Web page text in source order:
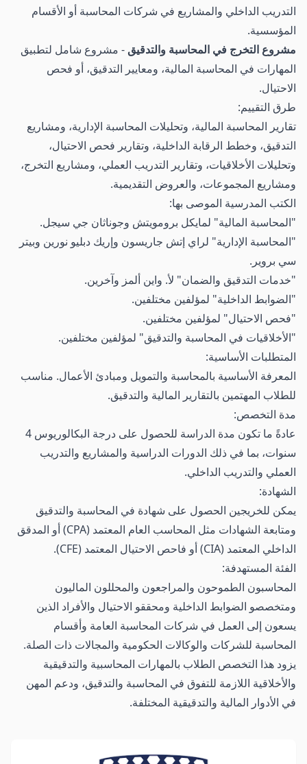
التدريب الداخلي والمشاريع في شركات المحاسبة أو الأقسام
المؤسسية.
مشروع التخرج في المحاسبة والتدقيق - مشروع شامل لتطبيق
المهارات في المحاسبة المالية، ومعايير التدقيق، أو فحص
الاحتيال.
طرق التقييم:
تقارير المحاسبة المالية، وتحليلات المحاسبة الإدارية، ومشاريع
التدقيق، وخطط الرقابة الداخلية، وتقارير فحص الاحتيال،
وتحليلات الأخلاقيات، وتقارير التدريب العملي، ومشاريع التخرج،
ومشاريع المجموعات، والعروض التقديمية.
الكتب المدرسية الموصى بها:
"المحاسبة المالية" لمايكل برومويتش وجوناثان جي سيجل.
"المحاسبة الإدارية" لراي إتش جاريسون وإريك دبليو نورين وبيتر
سي بروير.
"خدمات التدقيق والضمان" لأ. واين ألمز وآخرين.
"الضوابط الداخلية" لمؤلفين مختلفين.
"فحص الاحتيال" لمؤلفين مختلفين.
"الأخلاقيات في المحاسبة والتدقيق" لمؤلفين مختلفين.
المتطلبات الأساسية:
المعرفة الأساسية بالمحاسبة والتمويل ومبادئ الأعمال. مناسب
للطلاب المهتمين بالتقارير المالية والتدقيق.
مدة التخصص:
عادةً ما تكون مدة الدراسة للحصول على درجة البكالوريوس 4
سنوات، بما في ذلك الدورات الدراسية والمشاريع والتدريب
العملي والتدريب الداخلي.
الشهادة:
يمكن للخريجين الحصول على شهادة في المحاسبة والتدقيق
ومتابعة الشهادات مثل المحاسب العام المعتمد (CPA) أو المدقق
الداخلي المعتمد (CIA) أو فاحص الاحتيال المعتمد (CFE).
الفئة المستهدفة:
المحاسبون الطموحون والمراجعون والمحللون الماليون
ومتخصصو الضوابط الداخلية ومحققو الاحتيال والأفراد الذين
يسعون إلى العمل في شركات المحاسبة العامة وأقسام
المحاسبة للشركات والوكالات الحكومية والمجالات ذات الصلة.
يزود هذا التخصص الطلاب بالمهارات المحاسبية والتدقيقية
والأخلاقية اللازمة للتفوق في المحاسبة والتدقيق، ودعم المهن
في الأدوار المالية والتدقيقية المختلفة.